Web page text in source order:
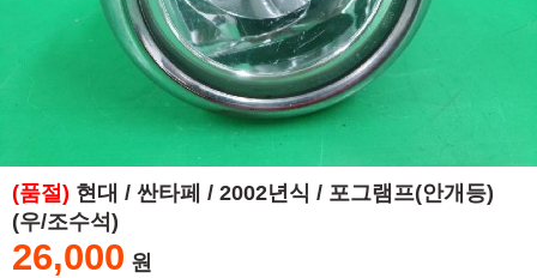
(품절) 현대 / 싼타페 / 2002년식 / 포그램프(안개등)
(우/조수석)
26,000 원